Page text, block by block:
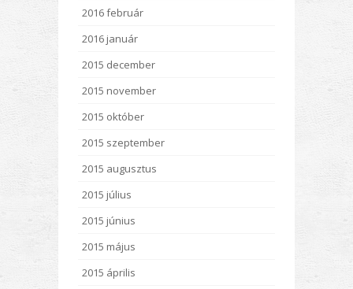
2016 február
2016 január
2015 december
2015 november
2015 október
2015 szeptember
2015 augusztus
2015 július
2015 június
2015 május
2015 április